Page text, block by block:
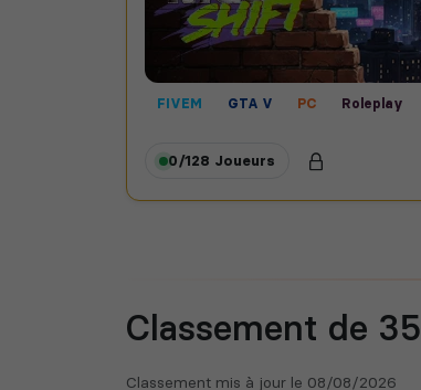
FIVEM GTA V PC Roleplay
0/128 Joueurs
Classement de 35
Classement mis à jour le 08/08/2026